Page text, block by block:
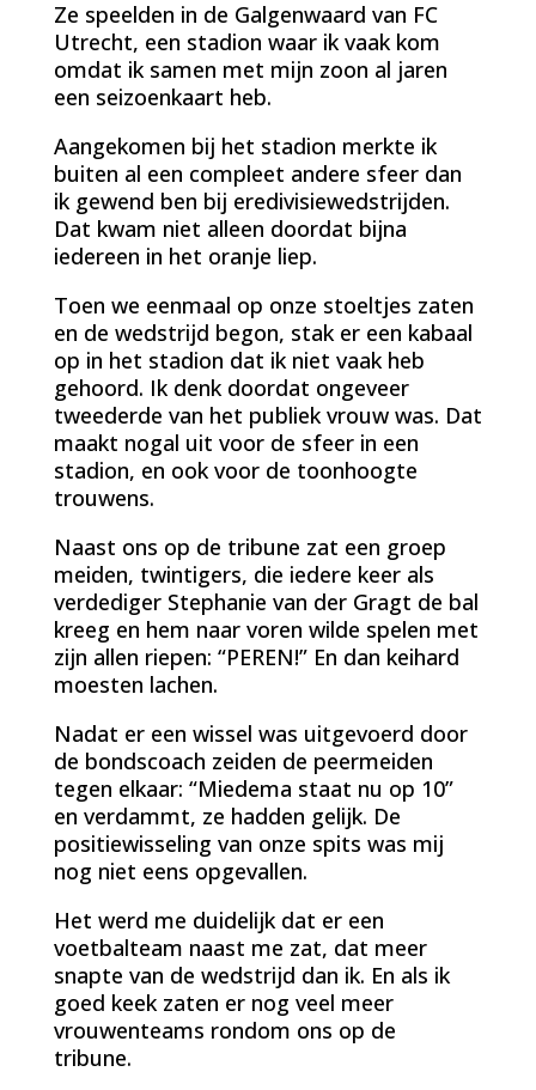
Ze speelden in de Galgenwaard van FC
Utrecht, een stadion waar ik vaak kom
omdat ik samen met mijn zoon al jaren
een seizoenkaart heb.
Aangekomen bij het stadion merkte ik
buiten al een compleet andere sfeer dan
ik gewend ben bij eredivisiewedstrijden.
Dat kwam niet alleen doordat bijna
iedereen in het oranje liep.
Toen we eenmaal op onze stoeltjes zaten
en de wedstrijd begon, stak er een kabaal
op in het stadion dat ik niet vaak heb
gehoord. Ik denk doordat ongeveer
tweederde van het publiek vrouw was. Dat
maakt nogal uit voor de sfeer in een
stadion, en ook voor de toonhoogte
trouwens.
Naast ons op de tribune zat een groep
meiden, twintigers, die iedere keer als
verdediger Stephanie van der Gragt de bal
kreeg en hem naar voren wilde spelen met
zijn allen riepen: “PEREN!” En dan keihard
moesten lachen.
Nadat er een wissel was uitgevoerd door
de bondscoach zeiden de peermeiden
tegen elkaar: “Miedema staat nu op 10”
en verdammt, ze hadden gelijk. De
positiewisseling van onze spits was mij
nog niet eens opgevallen.
Het werd me duidelijk dat er een
voetbalteam naast me zat, dat meer
snapte van de wedstrijd dan ik. En als ik
goed keek zaten er nog veel meer
vrouwenteams rondom ons op de
tribune.